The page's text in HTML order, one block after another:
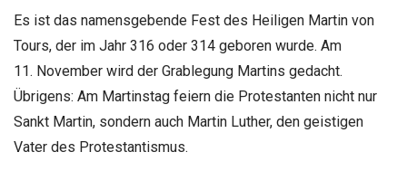
Es ist das namensgebende Fest des Heiligen Martin von
Tours, der im Jahr 316 oder 314 geboren wurde. Am
11. November wird der Grablegung Martins gedacht.
Übrigens: Am Martinstag feiern die Protestanten nicht nur
Sankt Martin, sondern auch Martin Luther, den geistigen
Vater des Protestantismus.